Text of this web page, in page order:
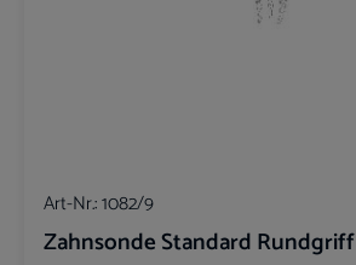
Art-Nr.:1082/9
Zahnsonde Standard Rundgriff